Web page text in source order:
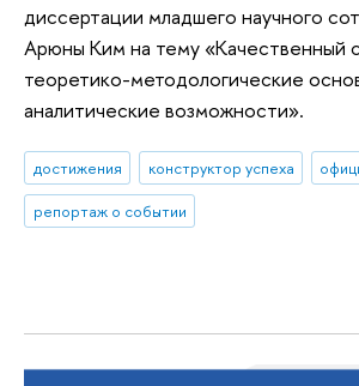
диссертации младшего научного
Арюны Ким на тему «Качественный
теоретико-методологические
аналитические возможности».
достижения конструктор успеха
репортаж о событии